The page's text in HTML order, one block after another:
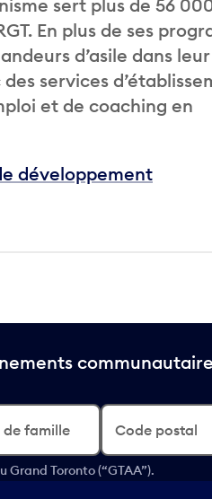
sert plus de 56
En plus de ses
d’asile dans leur
services
et de coaching en
développement
de famille Code postal
Toronto (“GTAA”).